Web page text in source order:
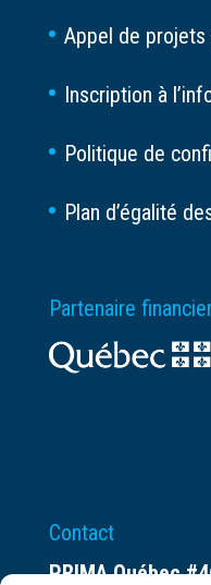
Appel de projets
Inscription à
Politique de
Plan d’égalité
Partenaire
Contact
PRIMA Québec